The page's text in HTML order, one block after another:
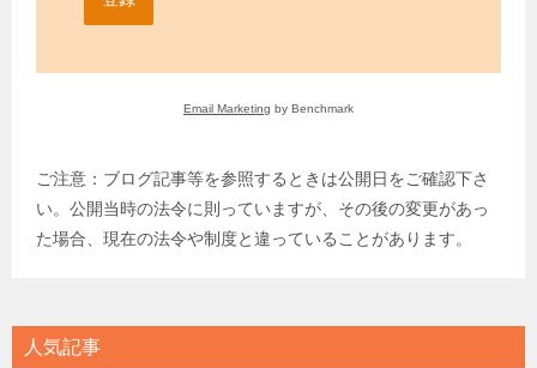
Email Marketing by Benchmark
ご注意：ブログ記事等を参照するときは公開日をご確認下さ
い。公開当時の法令に則っていますが、その後の変更があっ
た場合、現在の法令や制度と違っていることがあります。
人気記事